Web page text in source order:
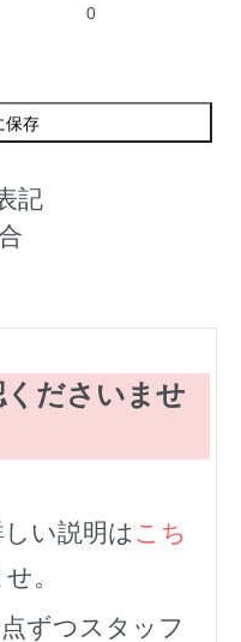
0
保存
記
くださいませ
い説明は こち
。
ずつスタッフ